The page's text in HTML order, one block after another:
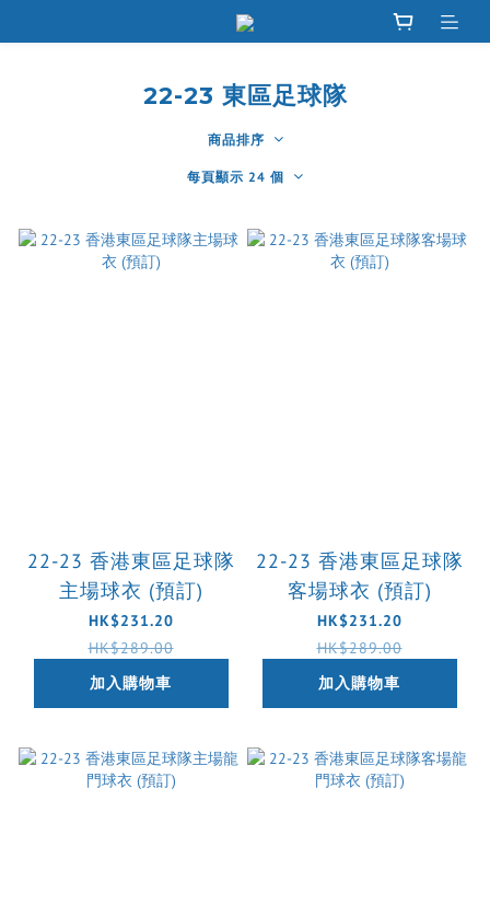
22-23 東區足球隊
商品排序
每頁顯示 24 個
22-23 香港東區足球隊
主場球衣 (預訂)
HK$231.20
HK$289.00
加入購物車
22-23 香港東區足球隊
客場球衣 (預訂)
HK$231.20
HK$289.00
加入購物車